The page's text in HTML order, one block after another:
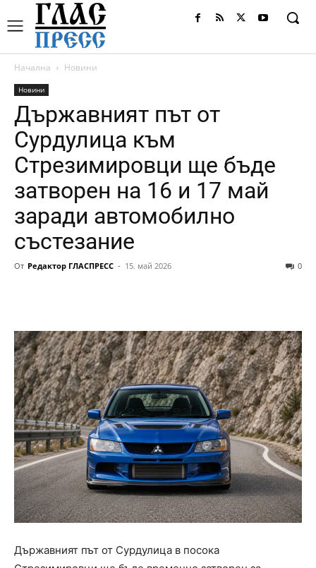
Начална Новини
Новини
Държавният път от
Сурдулица към
Стрезимировци ще бъде
затворен на 16 и 17 май
заради автомобилно
състезание
От Редактор ГЛАСПРЕСС - 15. май 2026 0
Държавният път от Сурдулица в посока